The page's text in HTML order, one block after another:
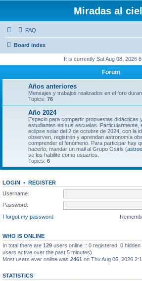
Miradas al
FAQ
Board index
It is currently Sat Aug 08, 2026
Forum
Años anteriores
Mensajes y trabajos realizados en el foro
Topics: 76
Año 2024
Espacio para compartir propuestas didácticas
estudiantes en sus escuelas. Particularmente,
eclipse solar del 2 de octubre de 2024, con la
observen, registren y aprendan astronomía
comprender el fenómeno. Para participar hay
hacerlo, mandar un mail al Grupo Osiris (
se los habilite como usuarios.
Topics: 6
LOGIN • REGISTER
Username:
Password:
I forgot my password
WHO IS ONLINE
In total there are 129 users online :: 0 registered, 0
users active over the past 5 minutes)
Most users ever online was 2461 on Thu Aug 06, 2026
STATISTICS